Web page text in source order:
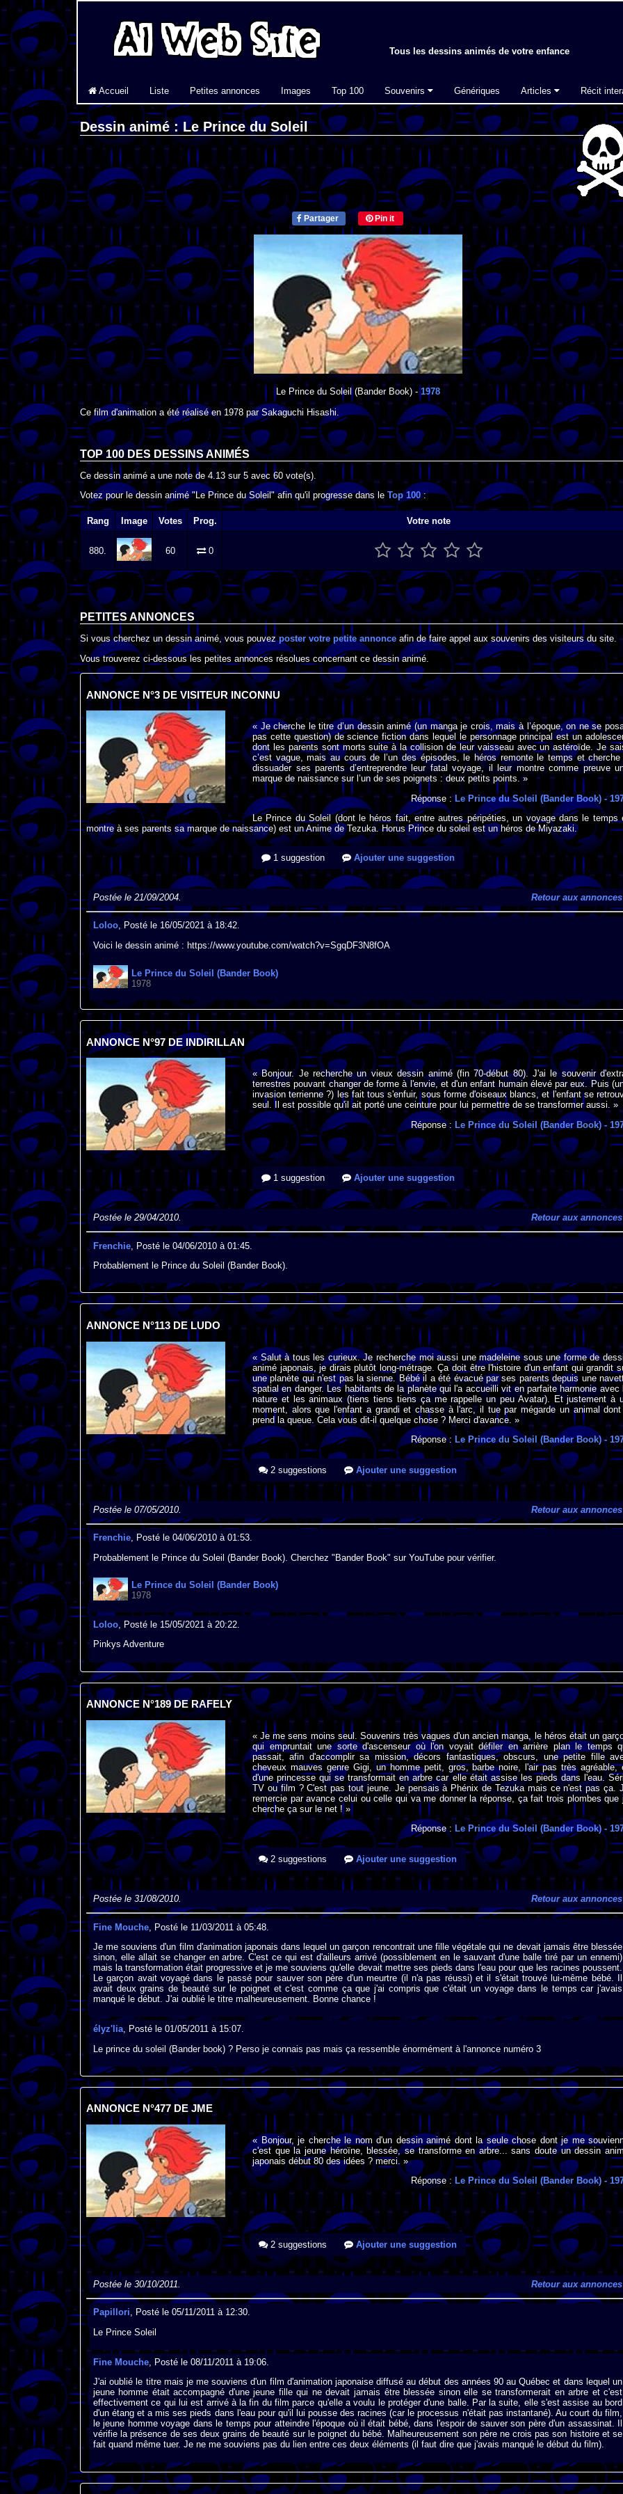
Tous les dessins animés de votre enfance
Accueil Liste Petites annonces Images Top 100 Souvenirs Génériques Articles Récit
Dessin animé : Le Prince du Soleil
Partager Pin it
Le Prince du Soleil(Bander Book) -1978
Ce film d'animation a été réalisé en 1978 par Sakaguchi Hisashi.
TOP 100 DES DESSINS ANIMÉS
Ce dessin animé a une note de 4.13 sur 5 avec 60 vote(s).
Votez pour le dessin animé "Le Prince du Soleil" afin qu'il progresse dans le Top 100:
Rang Image Votes Prog. Votre note
880. 60 0
PETITES ANNONCES
Si vous cherchez un dessin animé, vous pouvezposter votre petite annonce afin de faire appel aux souvenirs des visiteurs du site.
Vous trouverez ci-dessous les petites annonces résolues concernant ce dessin animé.
ANNONCE N°3 DE VISITEUR INCONNU
« Je cherche le titre d’un dessin animé (un manga je crois, mais à l’époque, on ne se
pas cette question) de science fiction dans lequel le personnage principal est un
dont les parents sont morts suite à la collision de leur vaisseau avec un astéroïde. Je
c’est vague, mais au cours de l’un des épisodes, le héros remonte le temps et cherche
dissuader ses parents d’entreprendre leur fatal voyage, il leur montre comme preuve
marque de naissance sur l’un de ses poignets : deux petits points. »
Réponse :Le Prince du Soleil (Bander Book) -
Le Prince du Soleil (dont le héros fait, entre autres péripéties, un voyage dans le temps
montre à ses parents sa marque de naissance) est un Anime de Tezuka. Horus Prince du soleil est un héros de Miyazaki.
1 suggestion Ajouter une suggestion
Postée le 21/09/2004. Retour aux annonces
Loloo, Posté le 16/05/2021 à 18:42.
Voici le dessin animé : https://www.youtube.com/watch?v=SgqDF3N8fOA
Le Prince du Soleil (Bander Book)
1978
ANNONCE N°97 DE INDIRILLAN
« Bonjour. Je recherche un vieux dessin animé (fin 70-début 80). J'ai le souvenir
terrestres pouvant changer de forme à l'envie, et d'un enfant humain élevé par eux. Puis
invasion terrienne ?) les fait tous s'enfuir, sous forme d'oiseaux blancs, et l'enfant se
seul. Il est possible qu'il ait porté une ceinture pour lui permettre de se transformer aussi. »
Réponse : Le Prince du Soleil (Bander Book)-
1 suggestion Ajouter une suggestion
Postée le 29/04/2010. Retour aux annonces
Frenchie, Posté le 04/06/2010 à 01:45.
Probablement le Prince du Soleil (Bander Book).
ANNONCE N°113 DE LUDO
« Salut à tous les curieux. Je recherche moi aussi une madeleine sous une forme de
animé japonais, je dirais plutôt long-métrage. Ça doit être l'histoire d'un enfant qui grandit
une planète qui n'est pas la sienne. Bébé il a été évacué par ses parents depuis une
spatial en danger. Les habitants de la planète qui l'a accueilli vit en parfaite harmonie avec
nature et les animaux (tiens tiens tiens ça me rappelle un peu Avatar). Et justement à
moment, alors que l'enfant a grandi et chasse à l'arc, il tue par mégarde un animal
prend la queue. Cela vous dit-il quelque chose ? Merci d'avance. »
Réponse : Le Prince du Soleil (Bander Book)-
2 suggestions Ajouter une suggestion
Postée le 07/05/2010. Retour aux annonces
Frenchie, Posté le 04/06/2010 à 01:53.
Probablement le Prince du Soleil (Bander Book). Cherchez "Bander Book" sur YouTube pour vérifier.
Le Prince du Soleil (Bander Book)
1978
Loloo, Posté le 15/05/2021 à 20:22.
Pinkys Adventure
ANNONCE N°189 DE RAFELY
« Je me sens moins seul. Souvenirs très vagues d'un ancien manga, le héros était un
qui empruntait une sorte d'ascenseur où l'on voyait défiler en arrière plan le temps
passait, afin d'accomplir sa mission, décors fantastiques, obscurs, une petite fille
cheveux mauves genre Gigi, un homme petit, gros, barbe noire, l'air pas très agréable,
d'une princesse qui se transformait en arbre car elle était assise les pieds dans l'eau.
TV ou film ? C'est pas tout jeune. Je pensais à Phénix de Tezuka mais ce n'est pas ça.
remercie par avance celui ou celle qui va me donner la réponse, ça fait trois plombes que
cherche ça sur le net ! »
Réponse : Le Prince du Soleil (Bander Book)-
2 suggestions Ajouter une suggestion
Postée le 31/08/2010. Retour aux annonces
Fine Mouche, Posté le 11/03/2011 à 05:48.
Je me souviens d'un film d'animation japonais dans lequel un garçon rencontrait une fille végétale qui ne devait jamais être blessée
sinon, elle allait se changer en arbre. C'est ce qui est d'ailleurs arrivé (possiblement en le sauvant d'une balle tiré par un ennemi)
mais la transformation était progressive et je me souviens qu'elle devait mettre ses pieds dans l'eau pour que les racines poussent.
Le garçon avait voyagé dans le passé pour sauver son père d'un meurtre (il n'a pas réussi) et il s'était trouvé lui-même bébé. Il
avait deux grains de beauté sur le poignet et c'est comme ça que j'ai compris que c'était un voyage dans le temps car j'avais
manqué le début. J'ai oublié le titre malheureusement. Bonne chance !
élyz'lia, Posté le 01/05/2011 à 15:07.
Le prince du soleil (Bander book) ? Perso je connais pas mais ça ressemble énormément à l'annonce numéro 3
ANNONCE N°477 DE JME
« Bonjour, je cherche le nom d'un dessin animé dont la seule chose dont je me
c'est que la jeune héroïne, blessée, se transforme en arbre... sans doute un dessin
japonais début 80 des idées ? merci. »
Réponse : Le Prince du Soleil (Bander Book)-
2 suggestions Ajouter une suggestion
Postée le 30/10/2011. Retour aux annonces
Papillori, Posté le 05/11/2011 à 12:30.
Le Prince Soleil
Fine Mouche, Posté le 08/11/2011 à 19:06.
J'ai oublié le titre mais je me souviens d'un film d'animation japonaise diffusé au début des années 90 au Québec et dans lequel un
jeune homme était accompagné d'une jeune fille qui ne devait jamais être blessée sinon elle se transformerait en arbre et c'est
effectivement ce qui lui est arrivé à la fin du film parce qu'elle a voulu le protéger d'une balle. Par la suite, elle s'est assise au bord
d'un étang et a mis ses pieds dans l'eau pour qu'il lui pousse des racines (car le processus n'était pas instantané). Au court du film,
le jeune homme voyage dans le temps pour atteindre l'époque où il était bébé, dans l'espoir de sauver son père d'un assassinat. Il
vérifie la présence de ses deux grains de beauté sur le poignet du bébé. Malheureusement son père ne crois pas son histoire et se
fait quand même tuer. Je ne me souviens pas du lien entre ces deux éléments (il faut dire que j'avais manqué le début du film).